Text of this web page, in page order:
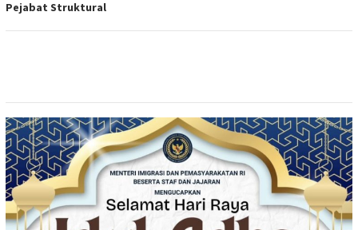
Pejabat Struktural